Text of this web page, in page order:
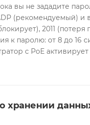
вы не зададите
(рекомендуемый) и
2011 (потеря
к паролю: от 8 до 16
с PoE
хранении